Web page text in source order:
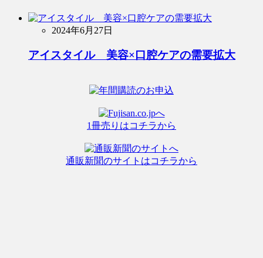
2024年6月27日
アイスタイル 美容×口腔ケアの需要拡大
1冊売りはコチラから
通販新聞のサイトはコチラから